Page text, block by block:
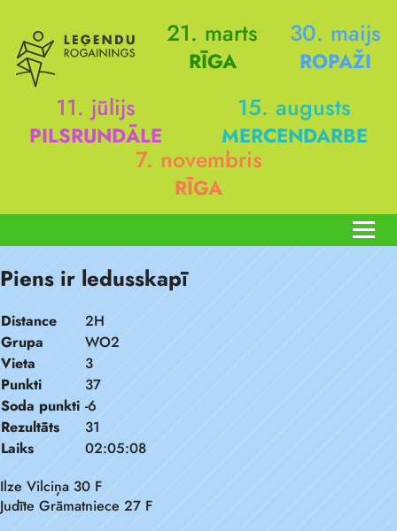
21. marts
RĪGA
30. maijs
ROPAŽI
11. jūlijs
PILSRUNDĀLE
15. augusts
MERCENDARBE
7. novembris
RĪGA
Piens ir ledusskapī
Distance
2H
Grupa
WO2
Vieta
3
Punkti
37
Soda punkti -6
Rezultāts
31
Laiks
02:05:08
Ilze Vilciņa 30 F
Judīte Grāmatniece 27 F